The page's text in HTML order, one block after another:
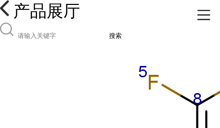
产品展厅
搜索